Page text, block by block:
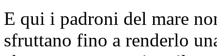
E qui i padroni del mare
sfruttano fino a renderlo